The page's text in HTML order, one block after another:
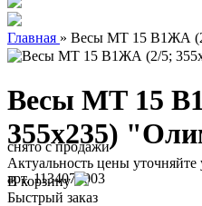
Главная » Весы МТ 15 В1ЖА
Весы МТ 15
355х235)
арт. 1134070003
снято с продажи
Актуальность цены уточняйте
В корзину
Быстрый заказ